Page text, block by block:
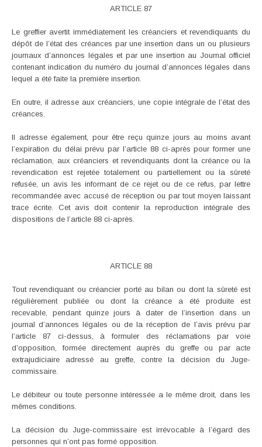
ARTICLE 87
Le greffier avertit immédiatement les créanciers et revendiquants du
dépôt de l’état des créances par une insertion dans un ou plusieurs
journaux d’annonces légales et par une insertion au Journal officiel
contenant indication du numéro du journal d’annonces légales dans
lequel a été faite la première insertion.
En outre, il adresse aux créanciers, une copie intégrale de l’état des
créances.
Il adresse également, pour être reçu quinze jours au moins avant
l’expiration du délai prévu par l’article 88 ci-après pour former une
réclamation, aux créanciers et revendiquants dont la créance ou la
revendication est rejetée totalement ou partiellement ou la sûreté
refusée, un avis les informant de ce rejet ou de ce refus, par lettre
recommandée avec accusé de réception ou par tout moyen laissant
trace écrite. Cet avis doit contenir la reproduction intégrale des
dispositions de l’article 88 ci-après.
ARTICLE 88
Tout revendiquant ou créancier porté au bilan ou dont la sûreté est
régulièrement publiée ou dont la créance a été produite est
recevable, pendant quinze jours à dater de l’insertion dans un
journal d’annonces légales ou de la réception de l’avis prévu par
l’article 87 ci-dessus, à formuler des réclamations par voie
d’opposition, formée directement auprès du greffe ou par acte
extrajudiciaire adressé au greffe, contre la décision du Juge-
commissaire.
Le débiteur ou toute personne intéressée a le même droit, dans les
mêmes conditions.
La décision du Juge-commissaire est irrévocable à l’égard des
personnes qui n’ont pas formé opposition.